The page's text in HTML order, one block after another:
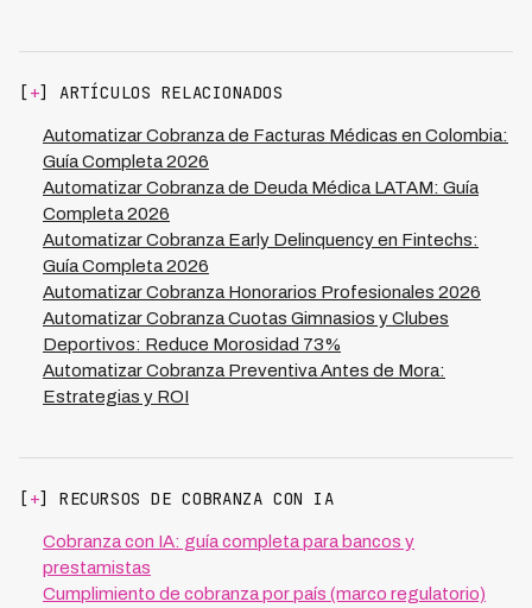
lanzamiento. Las SOFIPOs alcanzan ROI positivo en el
primer mes de operación.
[ +] ARTÍCULOS RELACIONADOS
Automatizar Cobranza de Facturas Médicas en Colombia:
Guía Completa 2026
Automatizar Cobranza de Deuda Médica LATAM: Guía
Completa 2026
Automatizar Cobranza Early Delinquency en Fintechs:
Guía Completa 2026
Automatizar Cobranza Honorarios Profesionales 2026
Automatizar Cobranza Cuotas Gimnasios y Clubes
Deportivos: Reduce Morosidad 73%
Automatizar Cobranza Preventiva Antes de Mora:
Estrategias y ROI
[ +] RECURSOS DE COBRANZA CON IA
Cobranza con IA: guía completa para bancos y
prestamistas
Cumplimiento de cobranza por país (marco regulatorio)